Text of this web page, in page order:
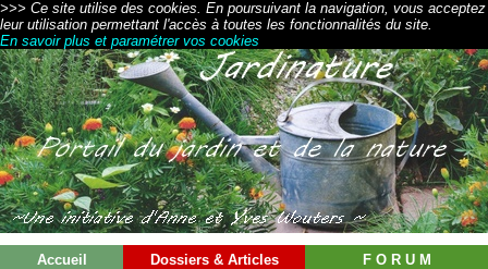
>>> Ce site utilise des cookies. En poursuivant la navigation, vous acceptez
leur utilisation permettant l'accès à toutes les fonctionnalités du site.
En savoir plus et paramétrer vos cookies
Accueil Dossiers & Articles F O R U M